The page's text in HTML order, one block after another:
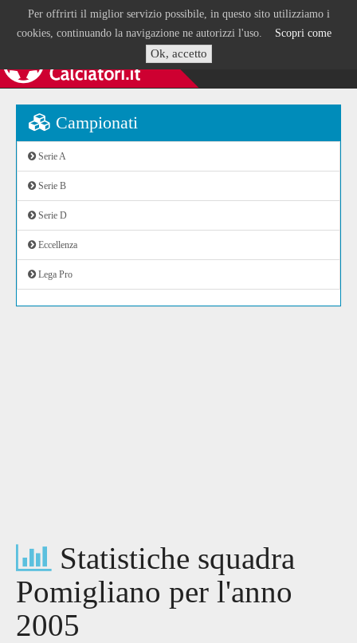
Per offrirti il miglior servizio possibile, in questo sito utilizziamo i
cookies, continuando la navigazione ne autorizzi l'uso. Scopri come
Ok, accetto
Campionati
Serie A
Serie B
Serie D
Eccellenza
Lega Pro
Statistiche squadra
Pomigliano per l'anno
2005